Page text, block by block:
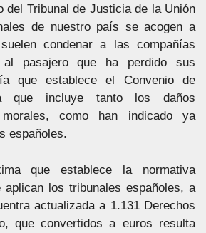
del Tribunal de Justicia de la Unión
de nuestro país se acogen a
condenar a las compañías
pasajero que ha perdido sus
que establece el Convenio de
que incluye tanto los daños
como han indicado ya
españoles.
que establece la normativa
aplican los tribunales españoles, a
actualizada a 1.131 Derechos
que convertidos a euros resulta